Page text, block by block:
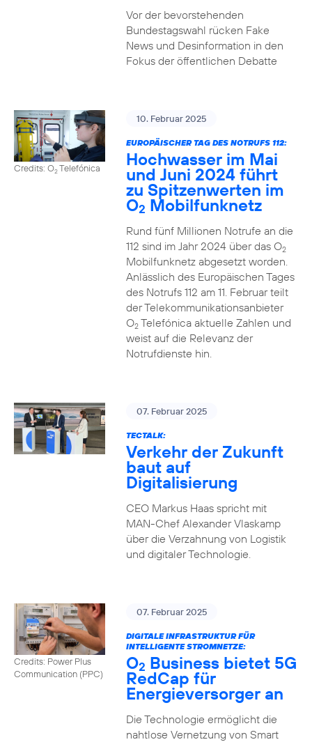
Vor der bevorstehenden
Bundestagswahl rücken Fake
News und Desinformation in den
Fokus der öffentlichen Debatte
Credits: O2Telefónica
10. Februar 2025
EUROPÄISCHER TAG DES NOTRUFS 112:
Hochwasser im Mai
und Juni 2024 führt
zu Spitzenwerten im
O2 Mobilfunknetz
Rund fünf Millionen Notrufe an die
112 sind im Jahr 2024 über das O2
Mobilfunknetz abgesetzt worden.
Anlässlich des Europäischen Tages
des Notrufs 112 am 11. Februar teilt
der Telekommunikationsanbieter
O2Telefónica aktuelle Zahlen und
weist auf die Relevanz der
Notrufdienste hin.
07. Februar 2025
TECTALK:
Verkehr der Zukunft
baut auf
Digitalisierung
CEO Markus Haas spricht mit
MAN-Chef Alexander Vlaskamp
über die Verzahnung von Logistik
und digitaler Technologie.
Credits: Power Plus
Communication (PPC)
07. Februar 2025
DIGITALE INFRASTRUKTUR FÜR
INTELLIGENTE STROMNETZE:
O2 Business bietet 5G
RedCap für
Energieversorger an
Die Technologie ermöglicht die
nahtlose Vernetzung von Smart